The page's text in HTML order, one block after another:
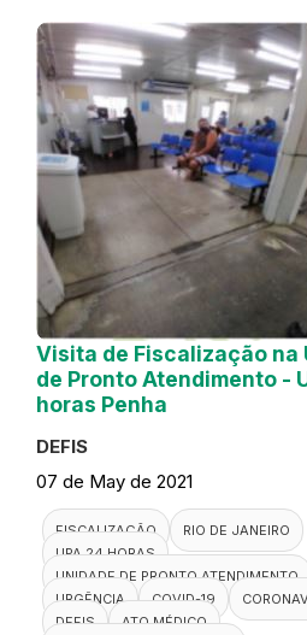
Visita de Fiscalização na
de Pronto Atendimento -
horas Penha
DEFIS
07 de May de 2021
FISCALIZAÇÃO
RIO DE JANEIRO
UPA 24 HORAS
UNIDADE DE PRONTO ATENDIMENTO
URGÊNCIA
COVID-19
DEFIS
ATO MÉDICO